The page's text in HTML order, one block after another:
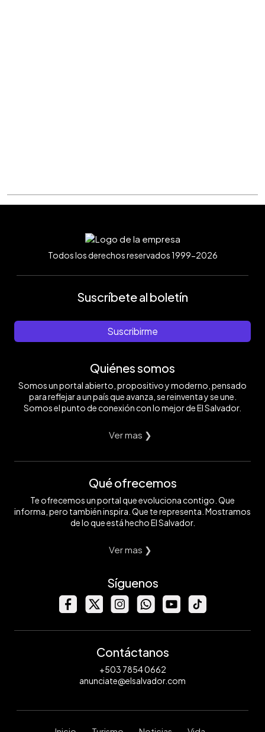
Todos los derechos reservados 1999-2026
Suscríbete al boletín
Suscribirme
Quiénes somos
Somos un portal abierto, propositivo y moderno, pensado
para reflejar a un país que avanza, se reinventa y se une.
Somos el punto de conexión con lo mejor de El Salvador.
Ver mas ❯
Qué ofrecemos
Te ofrecemos un portal que evoluciona contigo. Que
informa, pero también inspira. Que te representa. Mostramos
de lo que está hecho El Salvador.
Ver mas ❯
Síguenos
Contáctanos
+503 7854 0662
anunciate@elsalvador.com